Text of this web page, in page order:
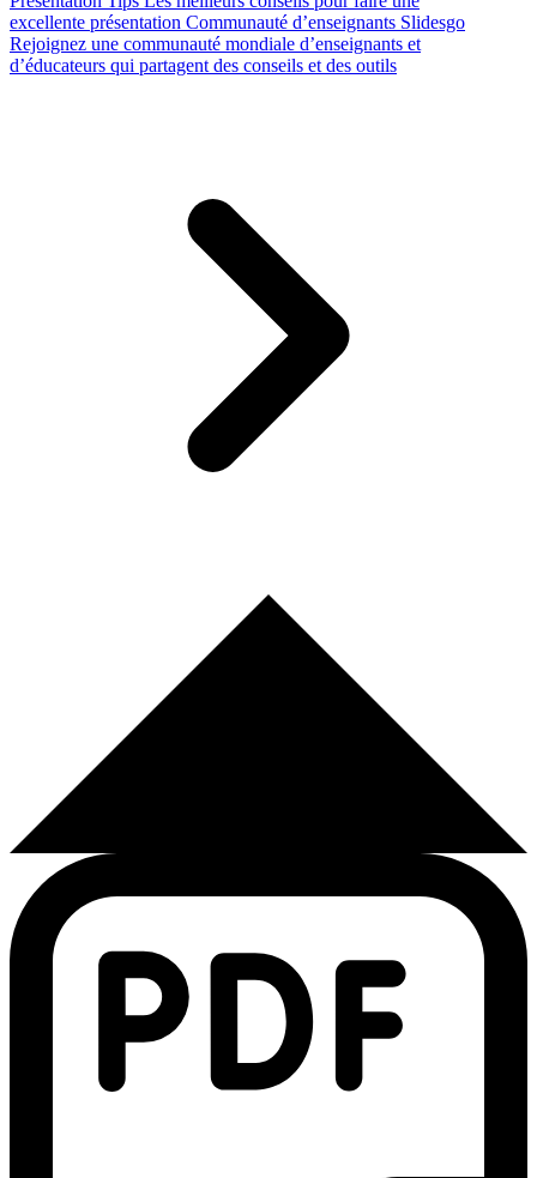
excellente présentation Communauté d’enseignants Slidesgo
Rejoignez une communauté mondiale d’enseignants et
d’éducateurs qui partagent des conseils et des outils